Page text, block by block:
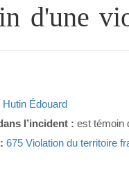
d'une
Hutin Édouard
l’incident : est témoin
675 Violation du territoire